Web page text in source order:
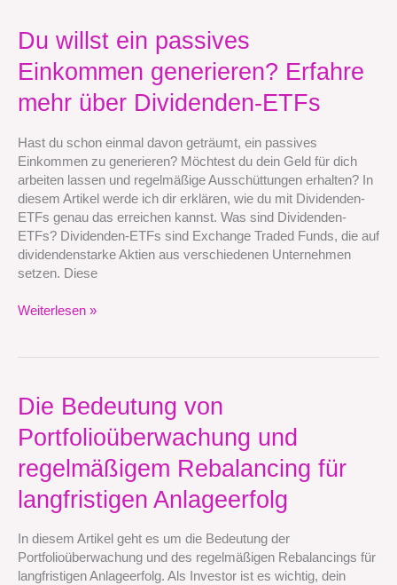
Du willst ein passives
Einkommen generieren? Erfahre
mehr über Dividenden-ETFs
Hast du schon einmal davon geträumt, ein passives
Einkommen zu generieren? Möchtest du dein Geld für dich
arbeiten lassen und regelmäßige Ausschüttungen erhalten? In
diesem Artikel werde ich dir erklären, wie du mit Dividenden-
ETFs genau das erreichen kannst. Was sind Dividenden-
ETFs? Dividenden-ETFs sind Exchange Traded Funds, die auf
dividendenstarke Aktien aus verschiedenen Unternehmen
setzen. Diese
Du
willst
ein
Einkommen
Erfahre
mehr
über
Dividenden-
ETFs
Weiterlesen »
Die Bedeutung von
Portfolioüberwachung und
regelmäßigem Rebalancing für
langfristigen Anlageerfolg
In diesem Artikel geht es um die Bedeutung der
Portfolioüberwachung und des regelmäßigen Rebalancings für
langfristigen Anlageerfolg. Als Investor ist es wichtig, dein
Die
Bedeutung
von
und
regelmäßigem
Rebalancing
langfristigen
Anlageerfolg